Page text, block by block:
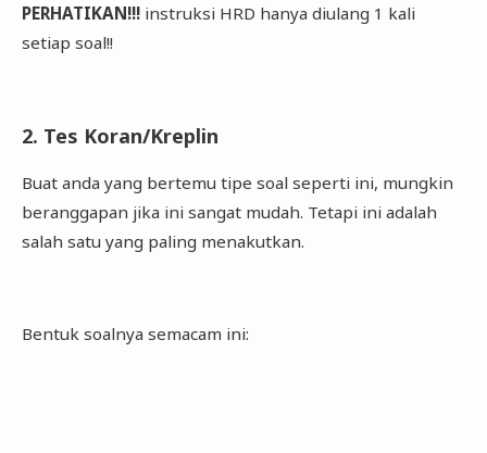
PERHATIKAN!!!instruksi HRD hanya diulang 1 kali
setiap soal!!
2. Tes Koran/Kreplin
Buat anda yang bertemu tipe soal seperti ini, mungkin
beranggapan jika ini sangat mudah. Tetapi ini adalah
salah satu yang paling menakutkan.
Bentuk soalnya semacam ini: